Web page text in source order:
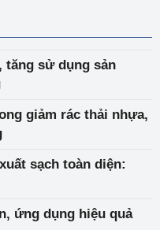
tăng sử dụng sản
giảm rác thải nhựa,
sạch toàn diện:
ứng dụng hiệu quả